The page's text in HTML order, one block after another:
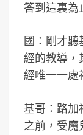
答到這裏為
國：剛才
經的教導，
經唯一一處
基哥：路加
之前，受魔